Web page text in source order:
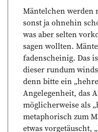
Mäntelchen werden
sonst ja ohnehin
was aber selten
sagen wollten.
fadenscheinig. Das
dieser rundum
denn bitte ein
Angelegenheit, das
möglicherweise als
metaphorisch zum
etwas vorgetäuscht,